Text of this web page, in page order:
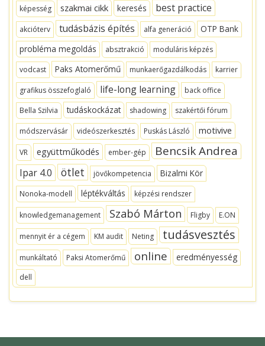
képesség szakmai cikk keresés best practice
akcióterv tudásbázis építés alfa generáció
OTP Bank
probléma megoldás
absztrakció
moduláris képzés
vodcast
Paks Atomerőmű munkaerőgazdálkodás karrier
grafikus összefoglaló life-long learning
back office
Bella Szilvia
tudáskockázat shadowing szakértői fórum
módszervásár videószerkesztés Puskás László motivive
VR együttműködés ember-gép Bencsik Andrea
Ipar 4.0 ötlet jövőkompetencia Bizalmi Kör
Nonoka-modell léptékváltás képzési rendszer
knowledgemanagement Szabó Márton Fligby E.ON
mennyit ér a cégem KM audit Neting tudásvesztés
munkáltató Paksi Atomerőmű online eredményesség
dell